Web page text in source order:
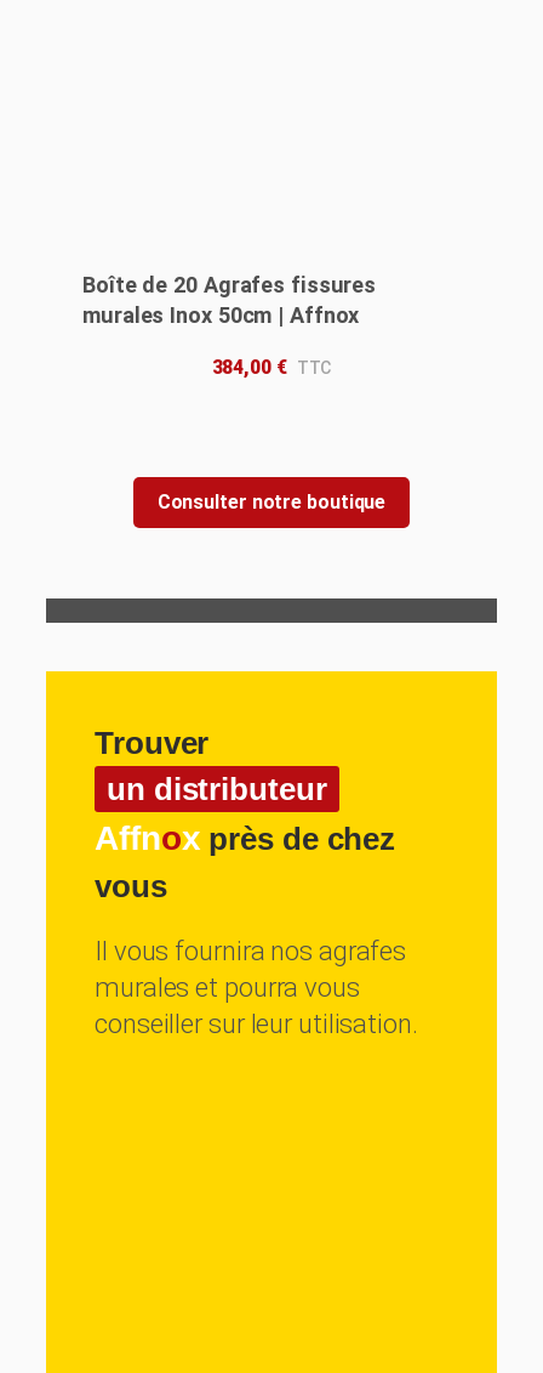
Boîte de 20 Agrafes fissures
murales Inox 50cm | Affnox
384,00 €
Consulter notre boutique
Trouver
un distributeur
Affnox près de chez
vous
Il vous fournira nos agrafes
murales et pourra vous
conseiller sur leur utilisation.